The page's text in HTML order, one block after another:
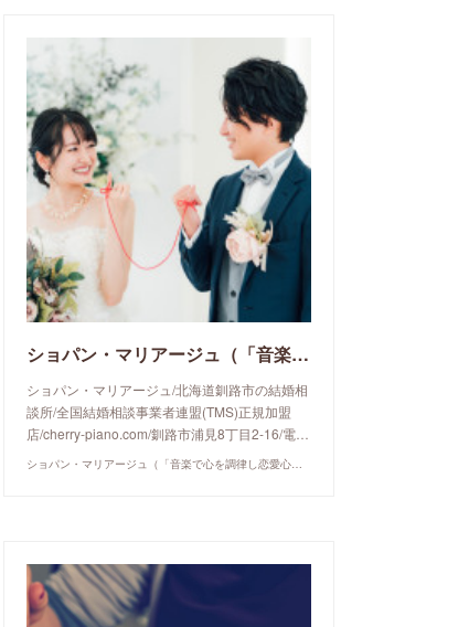
ショパン・マリアージュ（「音楽で心を調律し恋愛心理学でご縁を育てる」釧路市の結婚相談所）/ 全国結婚相談事業者連盟正規加盟店 / cherry-piano.com
ショパン・マリアージュ/北海道釧路市の結婚相
談所/全国結婚相談事業者連盟(TMS)正規加盟
店/cherry-piano.com/釧路市浦見8丁目2-16/電…
ショパン・マリアージュ（「音楽で心を調律し恋愛心理学でご縁を育てる」釧路市の結婚相談所）/ 全国結婚相談事業者連盟正規加盟店 / cherry-piano.com